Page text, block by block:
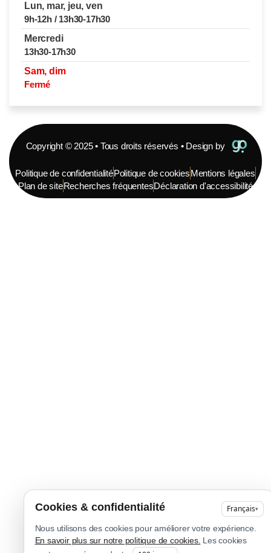
Lun, mar, jeu, ven
9h-12h / 13h30-17h30
Mercredi
13h30-17h30
Sam, dim
Fermé
Copyright © 2025 • Tous droits réservés • Design by
Politique de confidentialitéPolitique de cookiesMentions légales
Plan de siteRecherches fréquentesDéclaration d'accessibilité
Cookies & confidentialité Français▾
Nous utilisons des cookies pour améliorer votre expérience.
En savoir plus sur notre politique de cookies. Les cookies